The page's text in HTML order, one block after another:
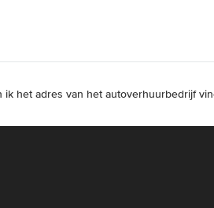
ik het adres van het autoverhuurbedrijf